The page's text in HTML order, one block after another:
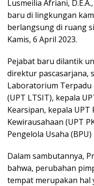
Lusmeilia Afriani,
baru di lingkungan
berlangsung di ruang
Kamis, 6 April 2023.
Pejabat baru dilantik
direktur pascasarjana,
Laboratorium Terpadu
(UPT LTSIT), kepala
Kearsipan, kepala
Kewirausahaan (UPT
Pengelola Usaha (BPU)
Dalam sambutannya,
bahwa, perubahan
tempat merupakan hal